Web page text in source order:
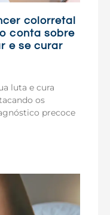
colorretal
conta sobre
e se curar
luta e cura
os
precoce